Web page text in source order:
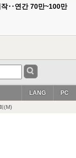
작‥연간 70만~100만
PC
LANG
(M)